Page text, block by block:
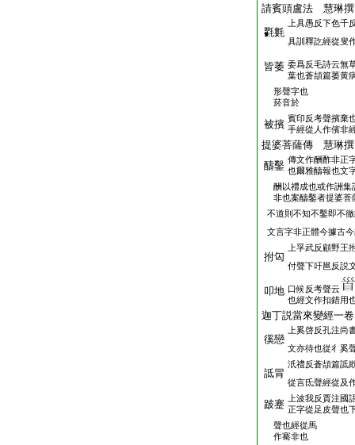
請賓頭盧法 慧琳撰
氍氀
上具愚反下色千
具訓釋訖經從叟
皆萎 委爲反毛詩云無
葉也蒼頡篇萎黄
形聲字也
菸音於
被擯 賓印反考聲擯棄
手經從人作儐非
提婆菩薩傳 慧琳撰
醻鑿 傳文作酬酢非正
也爾雅醻報也文
酬以禮成也或作詶集
非也案醻鑿者提婆菩
不道則不知不鑿即不
文言字非正體今據古
拊匃
上孚武反顧野王
付聲下吁邕反説
叩地 口候反考聲云
也經文作扣錯用
迦丁説當來變經一
徯戀
上奚啓反孔注尚
文亦待也從彳奚
詆冐
汦禮反蒼頡篇詆
從言氐聲經從及
跛蹇
上波我反賈注國
正字從足皮聲也
聲也經從馬
作騫非也